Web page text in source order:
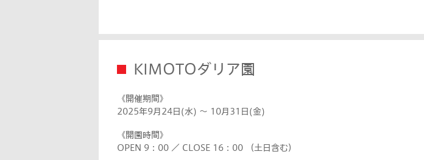
KIMOTOダリア園
《開催期間》
2025年9月24日(水) ～ 10月31日(金)
《開園時間》
OPEN 9：00 ／ CLOSE 16：00 （土日含む）